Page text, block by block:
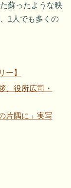
蘇ったような映
1人でも多くの
ー】
、役所広司・
片隅に」実写